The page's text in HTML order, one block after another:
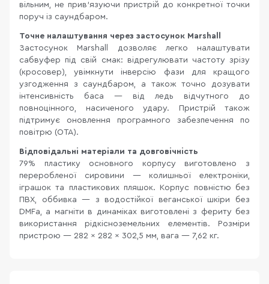
вільним, не прив'язуючи пристрій до конкретної точки
поруч із саундбаром.
Точне налаштування через застосунок Marshall
Застосунок Marshall дозволяє легко налаштувати
сабвуфер під свій смак: відрегулювати частоту зрізу
(кросовер), увімкнути інверсію фази для кращого
узгодження з саундбаром, а також точно дозувати
інтенсивність баса — від ледь відчутного до
повноцінного, насиченого удару. Пристрій також
підтримує оновлення програмного забезпечення по
повітрю (OTA).
Відповідальні матеріали та довговічність
79% пластику основного корпусу виготовлено з
переробленої сировини — колишньої електроніки,
іграшок та пластикових пляшок. Корпус повністю без
ПВХ, оббивка — з водостійкої веганської шкіри без
DMFa, а магніти в динаміках виготовлені з фериту без
використання рідкісноземельних елементів. Розміри
пристрою — 282 × 282 × 302,5 мм, вага — 7,62 кг.